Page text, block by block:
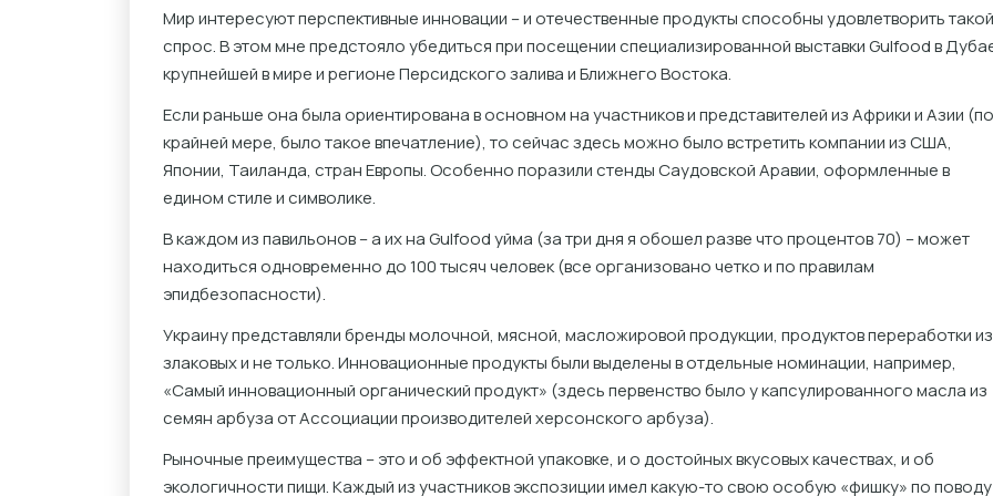
Мир интересуют перспективные инновации – и отечественные продукты способны удовлетворить такой
спрос. В этом мне предстояло убедиться при посещении специализированной выставки Gulfood в
крупнейшей в мире и регионе Персидского залива и Ближнего Востока.
Если раньше она была ориентирована в основном на участников и представителей из Африки и Азии (по
крайней мере, было такое впечатление), то сейчас здесь можно было встретить компании из США,
Японии, Таиланда, стран Европы. Особенно поразили стенды Саудовской Аравии, оформленные в
едином стиле и символике.
В каждом из павильонов – а их на Gulfood уйма (за три дня я обошел разве что процентов 70) – может
находиться одновременно до 100 тысяч человек (все организовано четко и по правилам
эпидбезопасности).
Украину представляли бренды молочной, мясной, масложировой продукции, продуктов переработки из
злаковых и не только. Инновационные продукты были выделены в отдельные номинации, например,
«Самый инновационный органический продукт» (здесь первенство было у капсулированного масла из
семян арбуза от Ассоциации производителей херсонского арбуза).
Рыночные преимущества – это и об эффектной упаковке, и о достойных вкусовых качествах, и об
экологичности пищи. Каждый из участников экспозиции имел какую-то свою особую «фишку» по поводу